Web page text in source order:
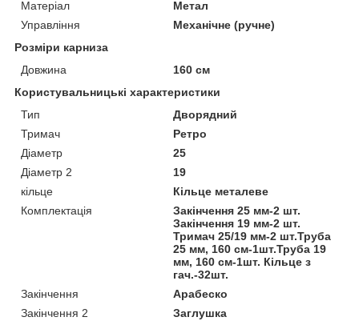
Матеріал
Метал
Управління
Механічне (ручне)
Розміри карниза
Довжина
160 см
Користувальницькі характеристики
Тип
Дворядний
Тримач
Ретро
Діаметр
25
Діаметр 2
19
кільце
Кільце металеве
Комплектація
Закінчення 25 мм-2 шт.
Закінчення 19 мм-2 шт.
Тримач 25/19 мм-2 шт.Труба
25 мм, 160 см-1шт.Труба 19
мм, 160 см-1шт. Кільце з
гач.-32шт.
Закінчення
Арабеско
Закінчення 2
Заглушка